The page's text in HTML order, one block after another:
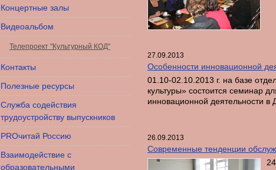
Концертные залы
Видеоальбом
Телепроект "Культурный КОД"
Контакты
Полезные ресурсы
Служба содействия
трудоустройству выпускников
PROчитай Россию
Взаимодействие с
образовательными
27.09.2013
Особенности инновационной
01.10-02.10.2013 г. на базе
культуры» состоится семинар
инновационной деятельности в
26.09.2013
Современные тенденции